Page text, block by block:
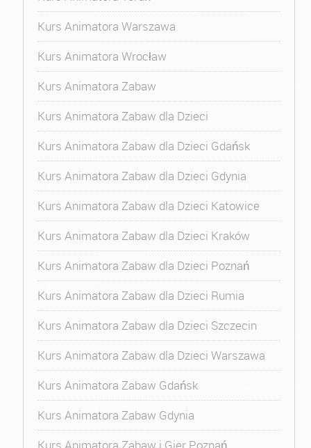
Kurs Animatora Warszawa
Kurs Animatora Wrocław
Kurs Animatora Zabaw
Kurs Animatora Zabaw dla Dzieci
Kurs Animatora Zabaw dla Dzieci Gdańsk
Kurs Animatora Zabaw dla Dzieci Gdynia
Kurs Animatora Zabaw dla Dzieci Katowice
Kurs Animatora Zabaw dla Dzieci Kraków
Kurs Animatora Zabaw dla Dzieci Poznań
Kurs Animatora Zabaw dla Dzieci Rumia
Kurs Animatora Zabaw dla Dzieci Szczecin
Kurs Animatora Zabaw dla Dzieci Warszawa
Kurs Animatora Zabaw Gdańsk
Kurs Animatora Zabaw Gdynia